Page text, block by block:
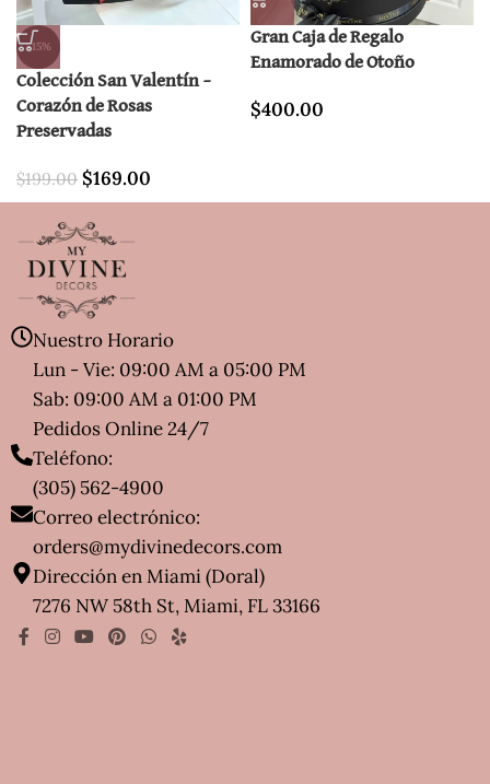
-15%
Colección San Valentín –
Corazón de Rosas
Preservadas
$199.00 $169.00
Gran Caja de Regalo
Enamorado de Otoño
$400.00
Nuestro Horario
Lun - Vie: 09:00 AM a 05:00 PM
Sab: 09:00 AM a 01:00 PM
Pedidos Online 24/7
Teléfono:
(305) 562-4900
Correo electrónico:
orders@mydivinedecors.com
Dirección en Miami (Doral)
7276 NW 58th St, Miami, FL 33166